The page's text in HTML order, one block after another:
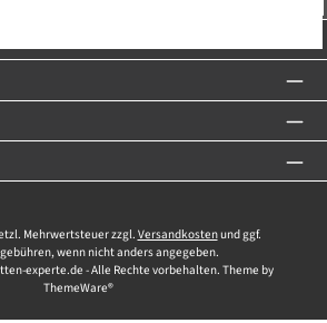
Mehrwertsteuer zzgl. Versandkostenund ggf.
wenn nicht anders angegeben.
experte.de - Alle Rechte vorbehalten. Theme by
ThemeWare®